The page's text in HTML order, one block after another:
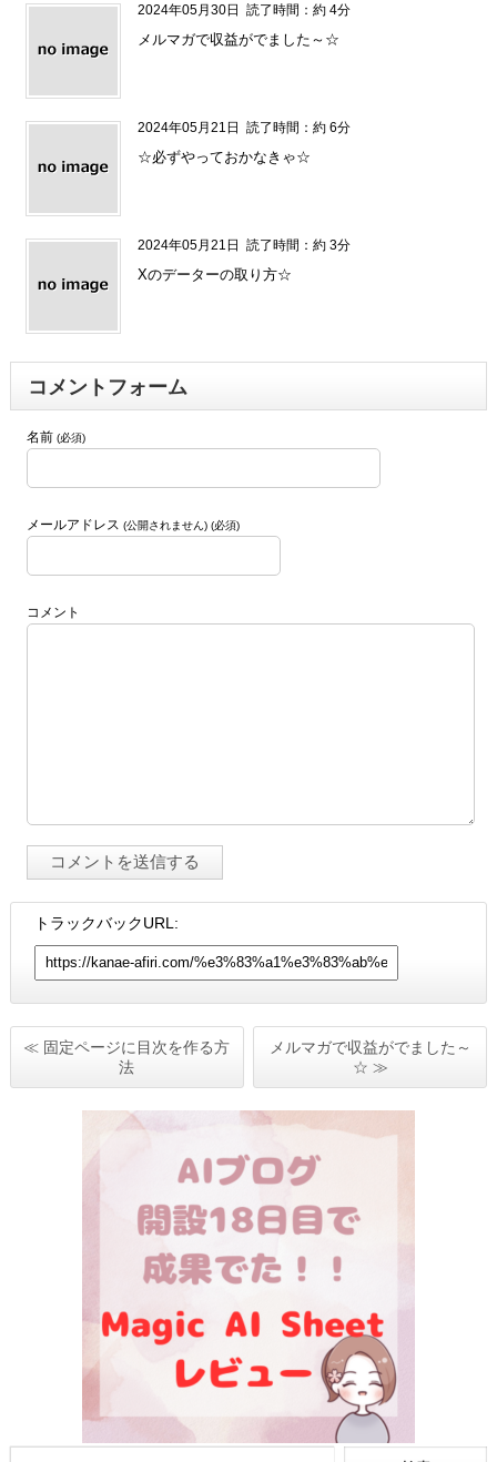
2024年05月30日 読了時間：約 4分
メルマガで収益がでました～☆
2024年05月21日 読了時間：約 6分
☆必ずやっておかなきゃ☆
2024年05月21日 読了時間：約 3分
Xのデーターの取り方☆
コメントフォーム
名前 (必須)
メールアドレス (公開されません) (必須)
コメント
トラックバックURL:
≪ 固定ページに目次を作る方
法
メルマガで収益がでました～
☆ ≫